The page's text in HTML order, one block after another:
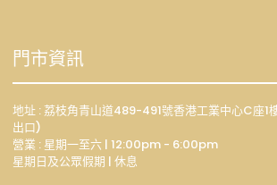
門市資訊
地址 : 荔枝角青山道489-491號香港工業中心C座1
出口)
營業 : 星期一至六 | 12:00pm - 6:00pm
星期日及公眾假期 | 休息